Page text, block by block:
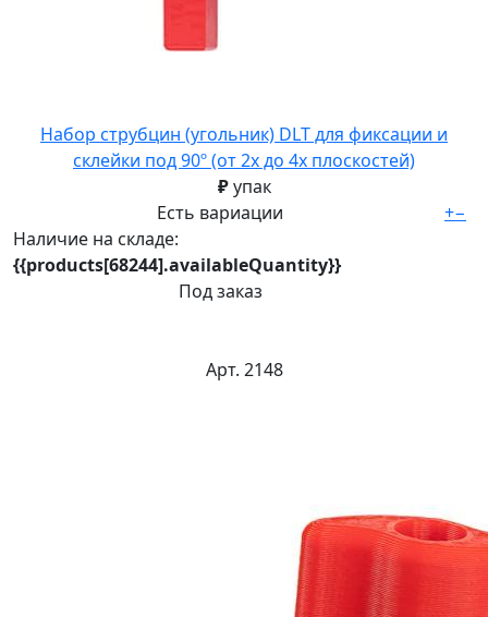
Набор струбцин (угольник) DLT для фиксации и
склейки под 90º (от 2х до 4х плоскостей)
₽упак
Есть вариации
Наличие на складе:
{{products[68244].availableQuantity}}
Под заказ
+−
Арт. 2148